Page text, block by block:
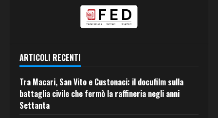
ARTICOLI RECENTI
Tra Macari, San Vito e Custonaci: il docufilm sulla
battaglia civile che fermò la raffineria negli anni
Settanta